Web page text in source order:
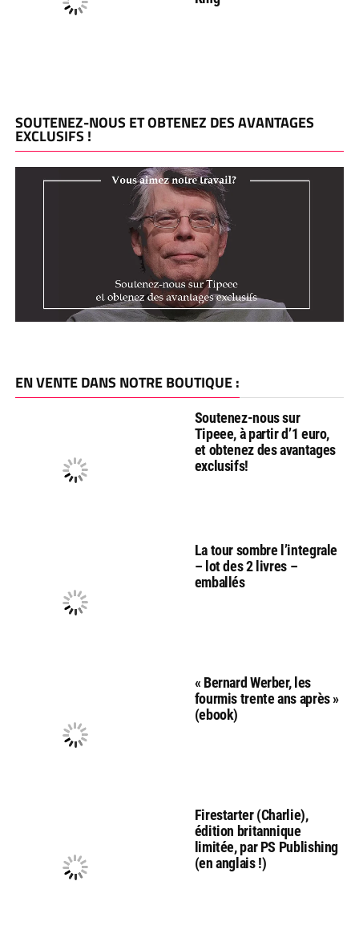
SOUTENEZ-NOUS ET OBTENEZ DES AVANTAGES
EXCLUSIFS !
EN VENTE DANS NOTRE BOUTIQUE :
Soutenez-nous sur
Tipeee, à partir d’1 euro,
et obtenez des avantages
exclusifs!
La tour sombre l’integrale
– lot des 2 livres –
emballés
« Bernard Werber, les
fourmis trente ans après »
(ebook)
Firestarter (Charlie),
édition britannique
limitée, par PS Publishing
(en anglais !)